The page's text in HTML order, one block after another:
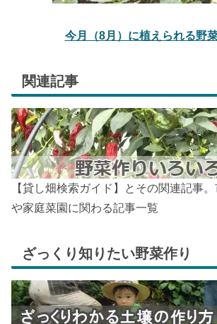
今月（8月）に植えられる野
関連記事
【貸し畑検索ガイド】とその関連記事
や家庭菜園に関わる記事一覧
ざっくり知りたい野菜作り